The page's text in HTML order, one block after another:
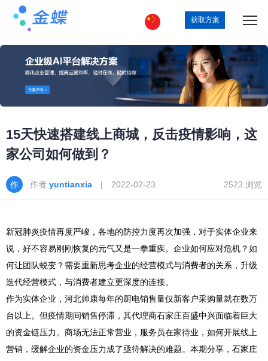
获取方案
15天快速搭建线上商城，反击疫情影响，这
家公司如何做到？
作者 yuntianxia | 2022-02-23 2523 浏览
新冠肺炎疫情再度严峻，各地的防控力度再次加强，对于实体企业来
说，好不容易刚刚恢复的元气又是一拳重疾。企业如何应对危机？如
何让团队蜕变？需要重新思考企业的经营模式与消费者的关系，升级
迭代经营模式，与消费者建立更深度的连接。
作为实体企业，河北帅康每年的厨电销售量仅新客户采购量就在数万
台以上。但疫情期间销售停滞，其代理商石家庄百盛中兴面临着巨大
的资金链压力。商场无法正常营业，服务员在家待业，如何开展线上
营销，缓解企业的资金压力成了亟待解决的难题。本期分享，石家庄